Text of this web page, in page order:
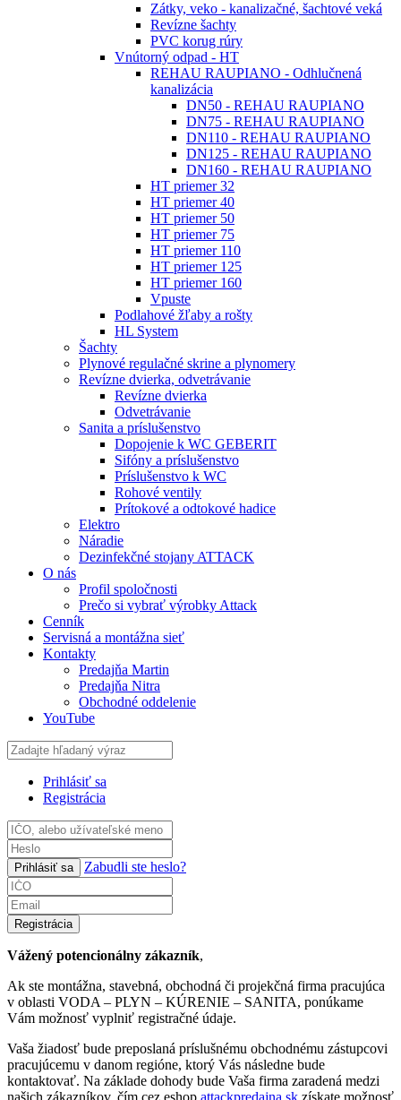
Zátky, veko - kanalizačné, šachtové veká
Revízne šachty
PVC korug rúry
Vnútorný odpad - HT
REHAU RAUPIANO - Odhlučnená
kanalizácia
DN50 - REHAU RAUPIANO
DN75 - REHAU RAUPIANO
DN110 - REHAU RAUPIANO
DN125 - REHAU RAUPIANO
DN160 - REHAU RAUPIANO
HT priemer 32
HT priemer 40
HT priemer 50
HT priemer 75
HT priemer 110
HT priemer 125
HT priemer 160
Vpuste
Podlahové žľaby a rošty
HL System
Šachty
Plynové regulačné skrine a plynomery
Revízne dvierka, odvetrávanie
Revízne dvierka
Odvetrávanie
Sanita a príslušenstvo
Dopojenie k WC GEBERIT
Sifóny a príslušenstvo
Príslušenstvo k WC
Rohové ventily
Prítokové a odtokové hadice
Elektro
Náradie
Dezinfekčné stojany ATTACK
O nás
Profil spoločnosti
Prečo si vybrať výrobky Attack
Cenník
Servisná a montážna sieť
Kontakty
Predajňa Martin
Predajňa Nitra
Obchodné oddelenie
YouTube
Prihlásiť sa
Registrácia
Prihlásiť sa Zabudli ste heslo?
Registrácia
Vážený potencionálny zákazník,
Ak ste montážna, stavebná, obchodná či projekčná firma pracujúca
v oblasti VODA – PLYN – KÚRENIE – SANITA, ponúkame
Vám možnosť vyplniť registračné údaje.
Vaša žiadosť bude preposlaná príslušnému obchodnému zástupcovi
pracujúcemu v danom regióne, ktorý Vás následne bude
kontaktovať. Na základe dohody bude Vaša firma zaradená medzi
našich zákazníkov, čím cez eshop attackpredajna.sk získate možnosť